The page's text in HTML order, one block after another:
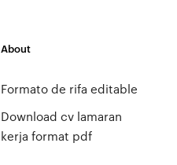
About
Formato de rifa editable
Download cv lamaran
kerja format pdf